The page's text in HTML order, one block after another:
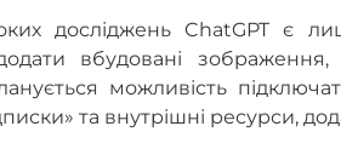
досліджень ChatGPT є
вбудовані зображення,
можливість
та внутрішні ресурси,